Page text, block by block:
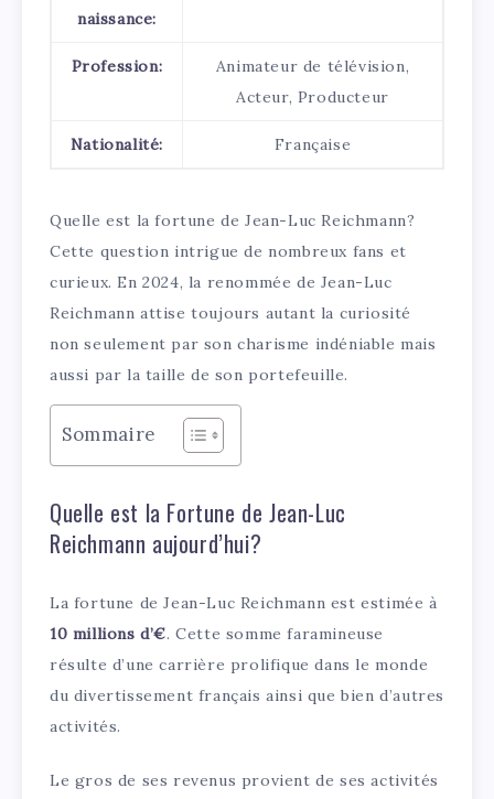
naissance:
Profession:
Animateur de télévision,
Acteur, Producteur
Nationalité: Française
Quelle est la fortune de Jean-Luc Reichmann?
Cette question intrigue de nombreux fans et
curieux. En 2024, la renommée de Jean-Luc
Reichmann attise toujours autant la curiosité
non seulement par son charisme indéniable mais
aussi par la taille de son portefeuille.
Sommaire
Quelle est la Fortune de Jean-Luc
Reichmann aujourd’hui?
La fortune de Jean-Luc Reichmann est estimée à
10 millions d’€. Cette somme faramineuse
résulte d’une carrière prolifique dans le monde
du divertissement français ainsi que bien d’autres
activités.
Le gros de ses revenus provient de ses activités